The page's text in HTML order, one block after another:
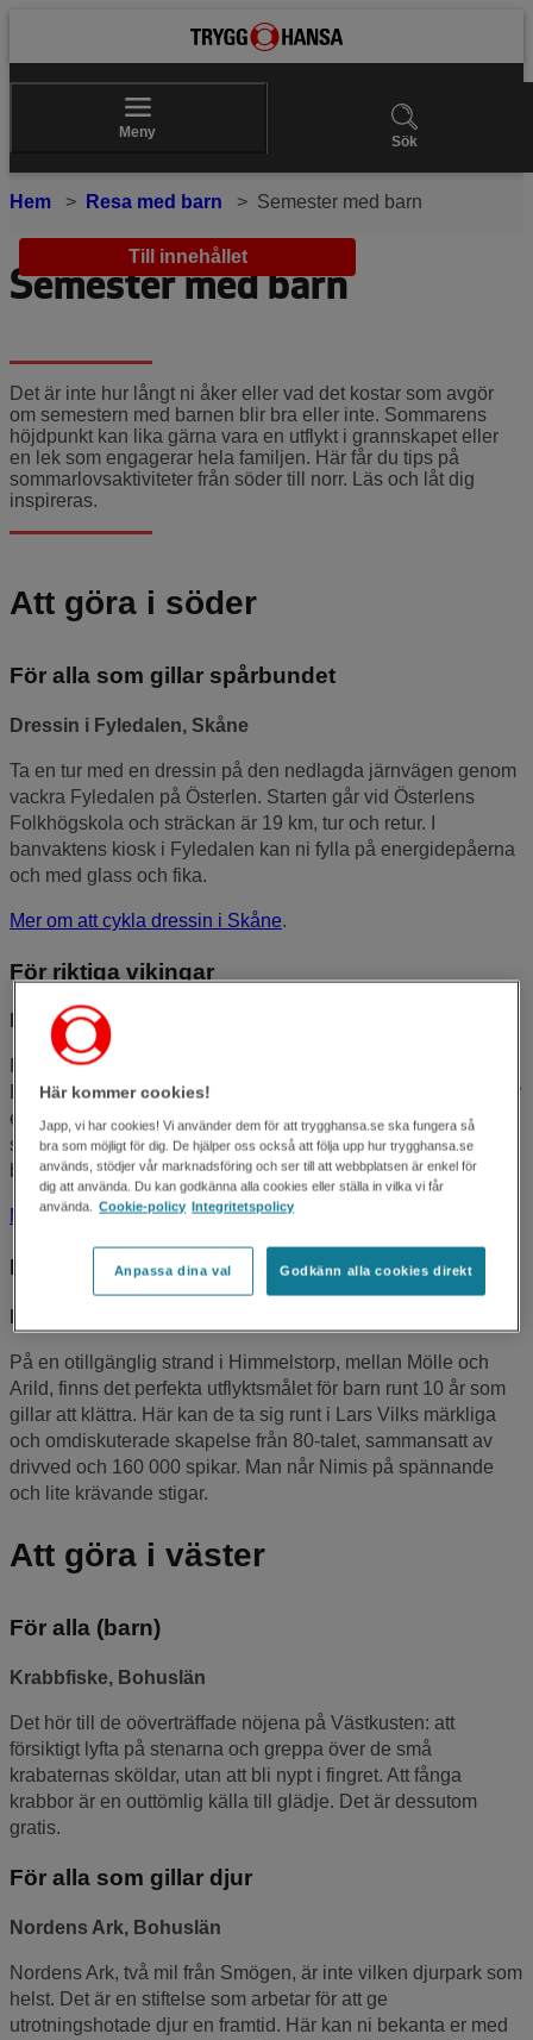
Till innehållet
Meny
Sök
Hem Resa med barn Semester med barn
Semester med barn
Det är inte hur långt ni åker eller vad det kostar som avgör
om semestern med barnen blir bra eller inte. Sommarens
höjdpunkt kan lika gärna vara en utflykt i grannskapet eller
en lek som engagerar hela familjen. Här får du tips på
sommarlovsaktiviteter från söder till norr. Läs och låt dig
inspireras.
Att göra i söder
För alla som gillar spårbundet
Dressin i Fyledalen, Skåne
Ta en tur med en dressin på den nedlagda järnvägen genom
vackra Fyledalen på Österlen. Starten går vid Österlens
Folkhögskola och sträckan är 19 km, tur och retur. I
banvaktens kiosk i Fyledalen kan ni fylla på energidepåerna
och med glass och fika.
Mer om att cykla dressin i Skåne.
För riktiga vikingar
Eketorps borg, Småland
På södra Öland ligger sommarmuseet och fornborgen
Eketorps borg, vars äldsta delar kan spåras tillbaka till 300 år
e.Kr. Här finns massor att se, lära och prova på. Eller vad
sägs om bågskytte, kungsridning och medeltida
brödbakning? Barn under 6 år går in gratis.
Mer om Eketorps borg.
För lite större klättrare
På en otillgänglig strand i Himmelstorp, mellan Mölle och
Arild, finns det perfekta utflyktsmålet för barn runt 10 år som
gillar att klättra. Här kan de ta sig runt i Lars Vilks märkliga
och omdiskuterade skapelse från 80-talet, sammansatt av
drivved och 160 000 spikar. Man når Nimis på spännande
och lite krävande stigar.
Att göra i väster
För alla (barn)
Krabbfiske, Bohuslän
Det hör till de oöverträffade nöjena på Västkusten: att
försiktigt lyfta på stenarna och greppa över de små
krabaternas sköldar, utan att bli nypt i fingret. Att fånga
krabbor är en outtömlig källa till glädje. Det är dessutom
gratis.
För alla som gillar djur
Nordens Ark, Bohuslän
Nordens Ark, två mil från Smögen, är inte vilken djurpark som
helst. Det är en stiftelse som arbetar för att ge
utrotningshotade djur en framtid. Här kan ni bekanta er med
Här kommer cookies!
Japp, vi har cookies! Vi använder dem för att trygghansa.se ska fungera så
bra som möjligt för dig. De hjälper oss också att följa upp hur trygghansa.se
används, stödjer vår marknadsföring och ser till att webbplatsen är enkel för
dig att använda. Du kan godkänna alla cookies eller ställa in vilka vi får
använda. Cookie-policy Integritetspolicy
Anpassa dina val Godkänn alla cookies direkt